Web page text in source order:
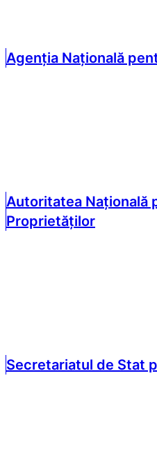
Agenția Națională
Autoritatea Națională
Proprietăților
Secretariatul de Stat